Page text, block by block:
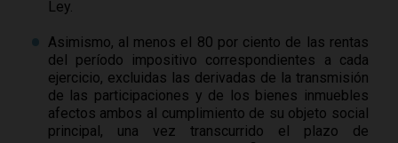
Ley.
Asimismo, al menos el 80 por ciento de las rentas
del período impositivo correspondientes a cada
ejercicio, excluidas las derivadas de la transmisión
de las participaciones y de los bienes inmuebles
afectos ambos al cumplimiento de su objeto social
principal, una vez transcurrido el plazo de